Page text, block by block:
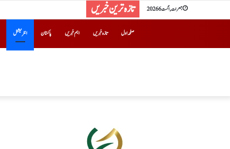
جمعرات, اگست 6 2026 تازہ ترین خبریں
صفحہ اول تازہ خبریں اہم خبریں پاکستان انٹرنیشنل